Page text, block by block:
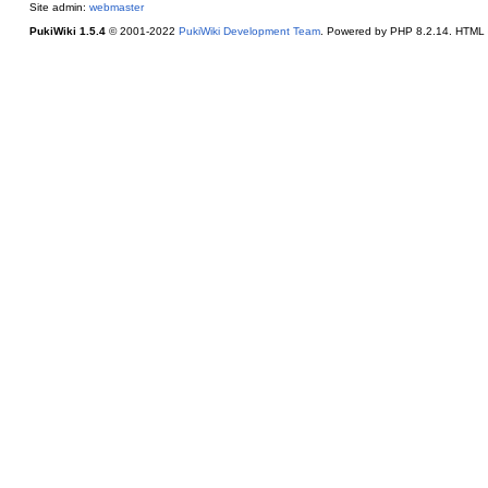
Site admin: webmaster
PukiWiki 1.5.4© 2001-2022 PukiWiki Development Team. Powered by PHP 8.2.14.